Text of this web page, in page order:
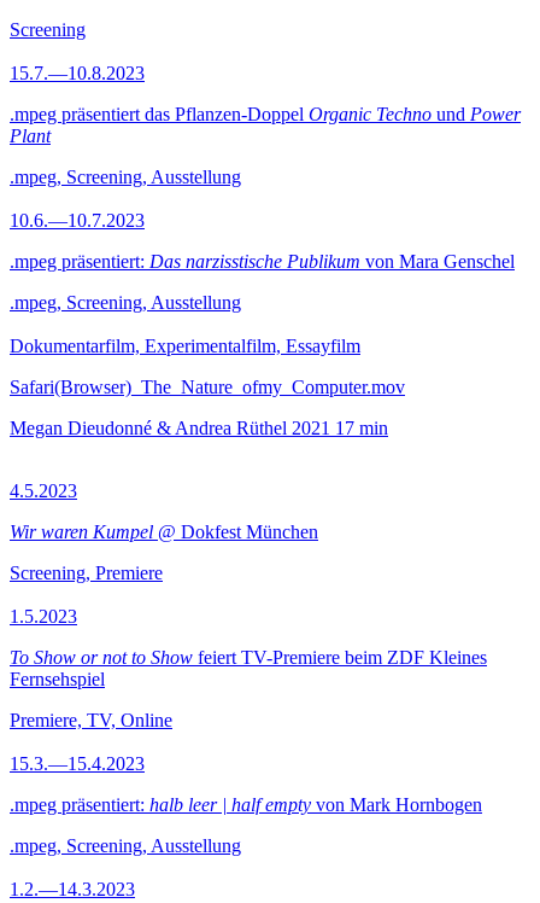
Screening
15.7.—10.8.2023
.mpeg präsentiert das Pflanzen-Doppel Organic Techno und Power
Plant
.mpeg, Screening, Ausstellung
10.6.—10.7.2023
.mpeg präsentiert: Das narzisstische Publikum von Mara Genschel
.mpeg, Screening, Ausstellung
Dokumentarfilm, Experimentalfilm, Essayfilm
Safari(Browser)_The_Nature_ofmy_Computer.mov
Megan Dieudonné & Andrea Rüthel 2021 17 min
4.5.2023
Wir waren Kumpel @ Dokfest München
Screening, Premiere
1.5.2023
To Show or not to Show feiert TV-Premiere beim ZDF Kleines
Fernsehspiel
Premiere, TV, Online
15.3.—15.4.2023
.mpeg präsentiert: halb leer | half empty von Mark Hornbogen
.mpeg, Screening, Ausstellung
1.2.—14.3.2023